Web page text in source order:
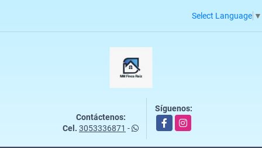
Select Language ▼
Contáctenos:
Cel. 3053336871 -
Síguenos:
FacebookInstagram